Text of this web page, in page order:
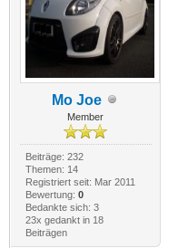
Mo Joe
Member
Beiträge: 232
Themen: 14
Registriert seit: Mar 2011
Bewertung: 0
Bedankte sich: 3
23x gedankt in 18
Beiträgen